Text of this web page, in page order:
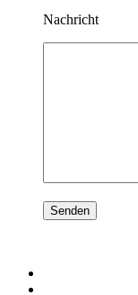
Nachricht